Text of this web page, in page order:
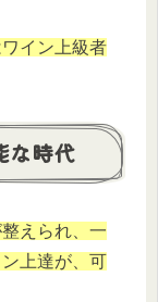
イン上級者
な時代
えられ、一
上達が、可